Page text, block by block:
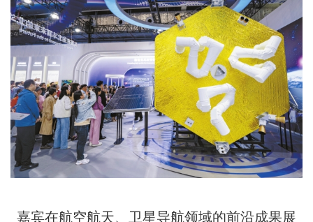
嘉宾在航空航天、卫星导航‌领域的前沿成果展